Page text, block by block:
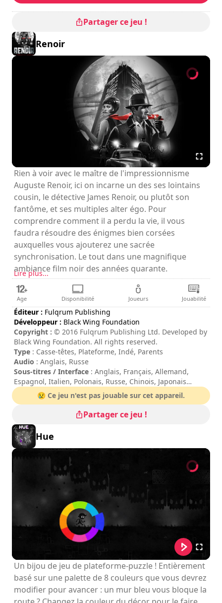
Partager ce jeu !
Renoir
Rien à voir avec le maître de l'impressionnisme
Auguste Renoir, ici on incarne un des ses lointains
cousin, le détective James Renoir, ou plutôt son
fantôme, et ses multiples alter égo. Pour
comprendre comment il a perdu la vie, il vous
faudra résoudre des énigmes bien corsées
auxquelles vous ajouterez une sacrée
synchronisation. Le tout dans une magnifique
ambiance film noir des années quarante.
Lire plus...
Age Disponibilité Joueurs Jouabilité
Éditeur : Fulqrum Publishing
Développeur : Black Wing Foundation
Copyright : © 2016 Fulqrum Publishing Ltd. Developed by
Black Wing Foundation. All rights reserved.
Type : Casse-têtes, Plateforme, Indé, Parents
Audio : Anglais, Russe
Sous-titres / Interface : Anglais, Français, Allemand,
Espagnol, Italien, Polonais, Russe, Chinois, Japonais
Durée de session
: 10 - 30 minutes
Durée totale : 7h
: moyenne
Les commandes sont indiquées dans les options du jeu.
😢 Ce jeu n'est pas jouable sur cet appareil.
Partager ce jeu !
Hue
Un bijou de jeu de plateforme-puzzle ! Entièrement
basé sur une palette de 8 couleurs que vous devrez
modifier pour avancer : un mur bleu vous bloque la